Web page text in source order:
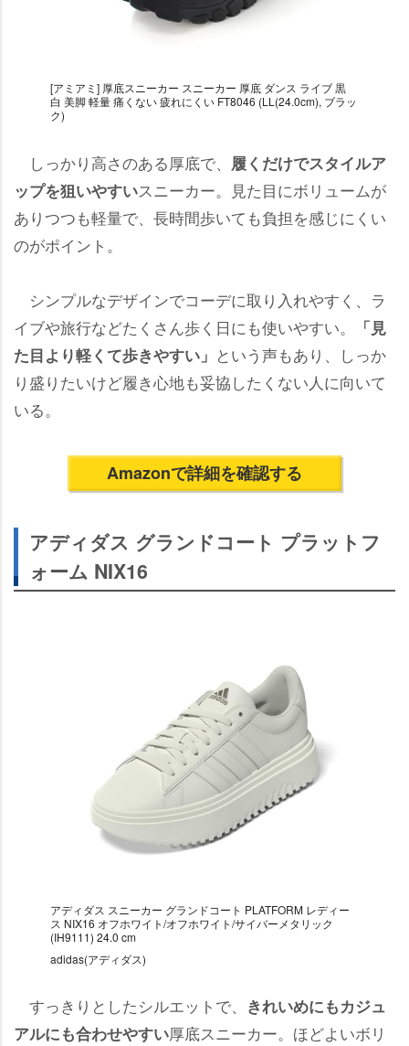
[アミアミ] 厚底スニーカー スニーカー 厚底 ダンス ライブ 黒
白 美脚 軽量 痛くない 疲れにくい FT8046 (LL(24.0cm), ブラッ
ク)
しっかり高さのある厚底で、 履くだけでスタイルア
ップを狙いやすいスニーカー。見た目にボリュームが
ありつつも軽量で、長時間歩いても負担を感じにくい
のがポイント。
シンプルなデザインでコーデに取り入れやすく、ラ
イブや旅行などたくさん歩く日にも使いやすい。
「見
た目より軽くて歩きやすい」 という声もあり、しっか
り盛りたいけど履き心地も妥協したくない人に向いて
いる。
Amazonで詳細を確認する
アディダス グランドコート プラットフ
ォーム NIX16
アディダス スニーカー グランドコート PLATFORM レディー
ス NIX16 オフホワイト/オフホワイト/サイバーメタリック
(IH9111) 24.0 cm
adidas(アディダス)
すっきりとしたシルエットで、
きれいめにもカジュ
アルにも合わせやすい厚底スニーカー。ほどよいボリ